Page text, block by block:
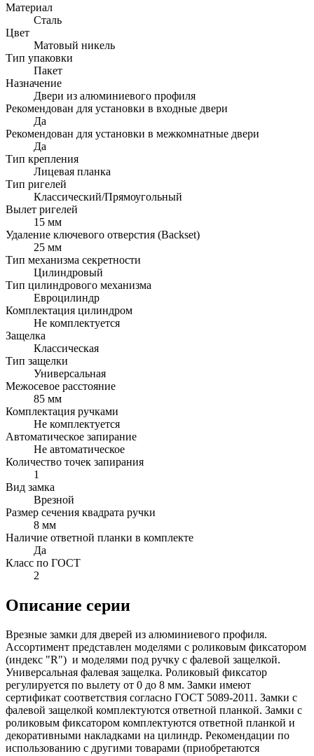
Материал
Сталь
Цвет
Матовый никель
Тип упаковки
Пакет
Назначение
Двери из алюминиевого профиля
Рекомендован для установки в входные двери
Да
Рекомендован для установки в межкомнатные двери
Да
Тип крепления
Лицевая планка
Тип ригелей
Классический/Прямоугольный
Вылет ригелей
15 мм
Удаление ключевого отверстия (Backset)
25 мм
Тип механизма секретности
Цилиндровый
Тип цилиндрового механизма
Евроцилиндр
Комплектация цилиндром
Не комплектуется
Защелка
Классическая
Тип защелки
Универсальная
Межосевое расстояние
85 мм
Комплектация ручками
Не комплектуется
Автоматическое запирание
Не автоматическое
Количество точек запирания
1
Вид замка
Врезной
Размер сечения квадрата ручки
8 мм
Наличие ответной планки в комплекте
Да
Класс по ГОСТ
2
Описание серии
Врезные замки для дверей из алюминиевого профиля.
Ассортимент представлен моделями с роликовым фиксатором
(индекс "R") и моделями под ручку с фалевой защелкой.
Универсальная фалевая защелка. Роликовый фиксатор
регулируется по вылету от 0 до 8 мм. Замки имеют
сертификат соответствия согласно ГОСТ 5089-2011. Замки с
фалевой защелкой комплектуются ответной планкой. Замки с
роликовым фиксатором комплектуются ответной планкой и
декоративными накладками на цилиндр. Рекомендации по
использованию с другими товарами (приобретаются